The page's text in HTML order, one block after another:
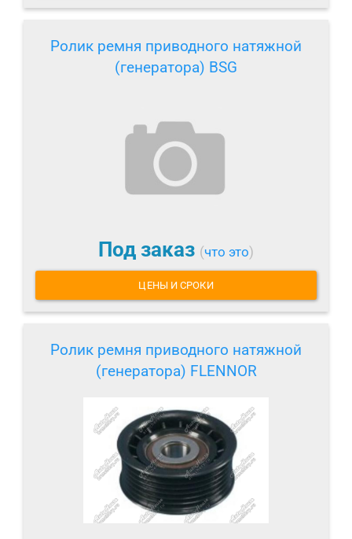
Ролик ремня приводного натяжной
(генератора) BSG
Под заказ (что это)
ЦЕНЫ И СРОКИ
Ролик ремня приводного натяжной
(генератора) FLENNOR